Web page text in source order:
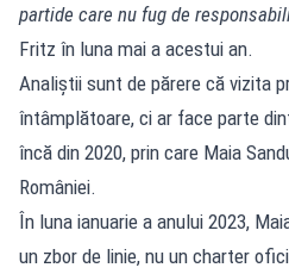
partide care nu fug de
Fritz în luna mai a acestui an.
Analiștii sunt de părere că vizita
întâmplătoare, ci ar face parte
încă din 2020, prin care Maia
României.
În luna ianuarie a anului 2023,
un zbor de linie, nu un charter